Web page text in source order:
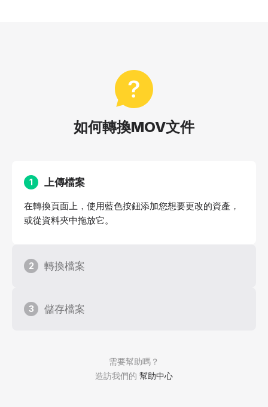
如何轉換MOV文件
需要幫助嗎？
造訪我們的 幫助中心
1 上傳檔案
在轉換頁面上，使用藍色按鈕添加您想要更改的資產，
或從資料夾中拖放它。
2 轉換檔案
3 儲存檔案